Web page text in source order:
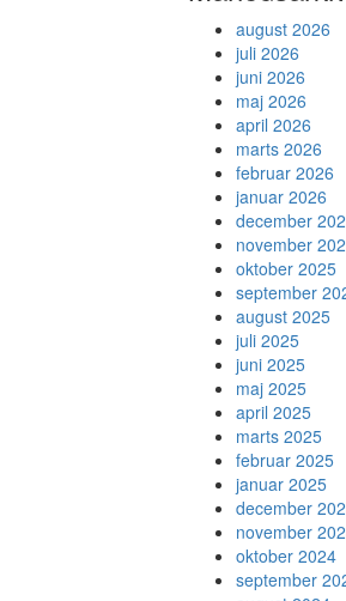
august 2026
juli 2026
juni 2026
maj 2026
april 2026
marts 2026
februar 2026
januar 2026
december
november
oktober 2025
september
august 2025
juli 2025
juni 2025
maj 2025
april 2025
marts 2025
februar 2025
januar 2025
december
november
oktober 2024
september